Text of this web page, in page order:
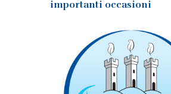
importanti occasioni